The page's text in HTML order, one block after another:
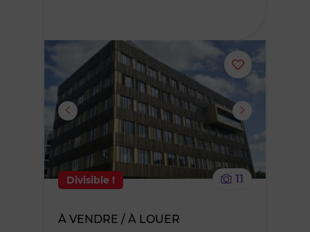
Ajouter
ou
supprimer
le
Divisible ! 11
À VENDRE / À LOUER